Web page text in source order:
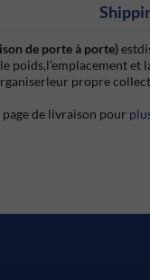
de porte à porte)
poids,l’emplacement et
propre
de livraison pour